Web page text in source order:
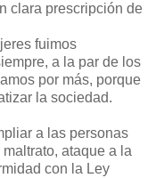
clara prescripción de
fuimos
a la par de los
por más, porque
la sociedad.
a las personas
ataque a la
con la Ley